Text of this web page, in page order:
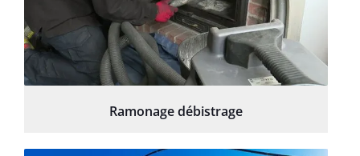
Ramonage débistrage